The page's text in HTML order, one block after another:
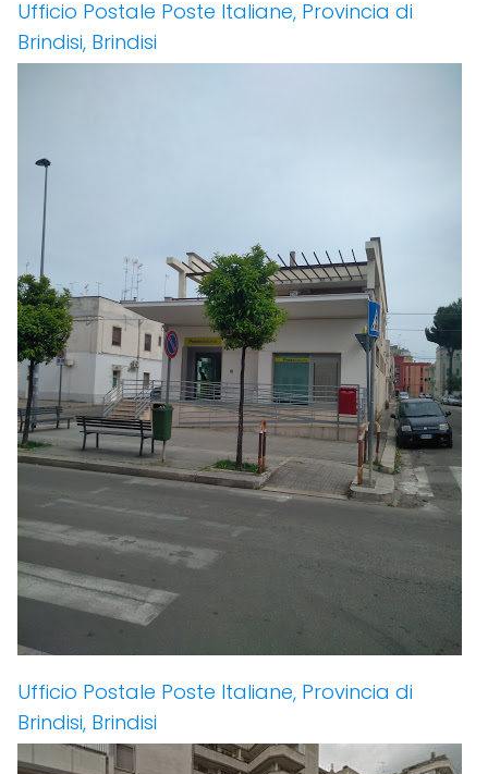
Ufficio Postale Poste Italiane, Provincia di
Brindisi, Brindisi
Ufficio Postale Poste Italiane, Provincia di
Brindisi, Brindisi